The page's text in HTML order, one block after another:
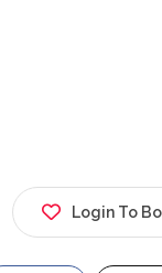
Login To